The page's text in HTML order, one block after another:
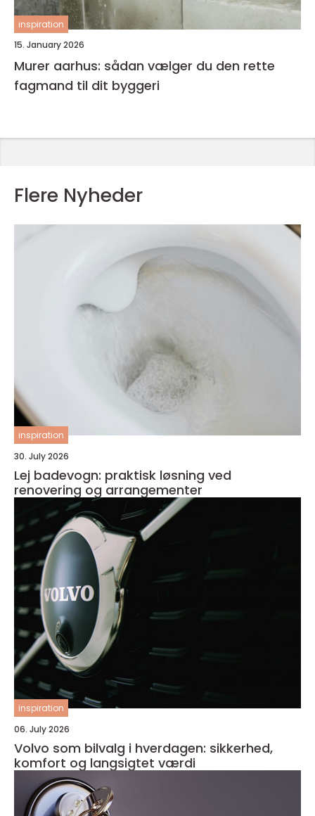
inspiration
15. January 2026
Murer aarhus: sådan vælger du den rette
fagmand til dit byggeri
Flere Nyheder
inspiration
30. July 2026
Lej badevogn: praktisk løsning ved
renovering og arrangementer
inspiration
06. July 2026
Volvo som bilvalg i hverdagen: sikkerhed,
komfort og langsigtet værdi